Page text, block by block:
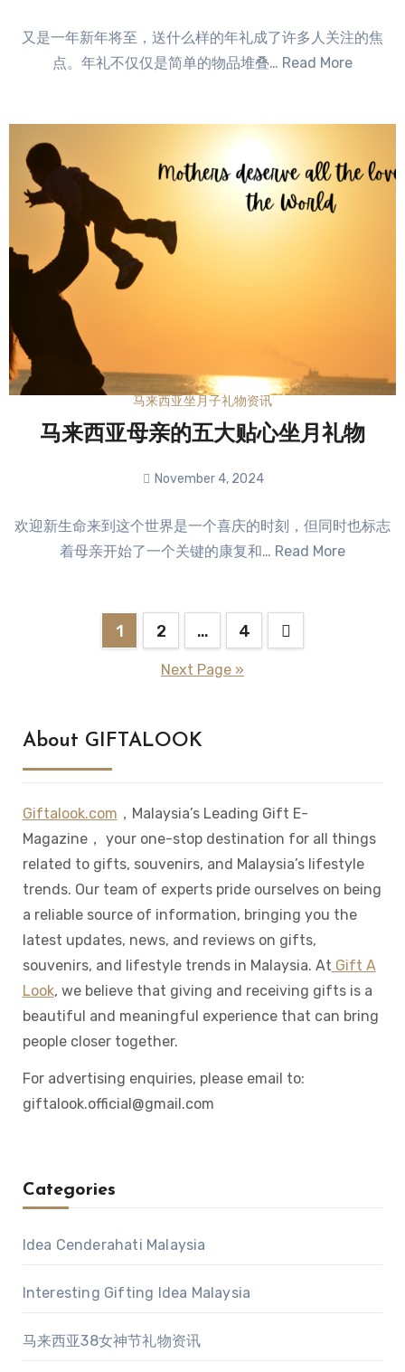
Comments
又是一年新年将至，送什么样的年礼成了许多人关注的焦
点。年礼不仅仅是简单的物品堆叠… Read More
马来西亚坐月子礼物资讯
马来西亚母亲的五大贴心坐月礼物
November 4, 2024
Comments
欢迎新生命来到这个世界是一个喜庆的时刻，但同时也标志
着母亲开始了一个关键的康复和… Read More
1 2 … 4
Next Page »
About GIFTALOOK
Giftalook.com ，Malaysia’s Leading Gift E-
Magazine， your one-stop destination for all things
related to gifts, souvenirs, and Malaysia’s lifestyle
trends. Our team of experts pride ourselves on being
a reliable source of information, bringing you the
latest updates, news, and reviews on gifts,
souvenirs, and lifestyle trends in Malaysia. At Gift A
Look, we believe that giving and receiving gifts is a
beautiful and meaningful experience that can bring
people closer together.
For advertising enquiries, please email to:
giftalook.official@gmail.com
Categories
Idea Cenderahati Malaysia
Interesting Gifting Idea Malaysia
马来西亚38女神节礼物资讯